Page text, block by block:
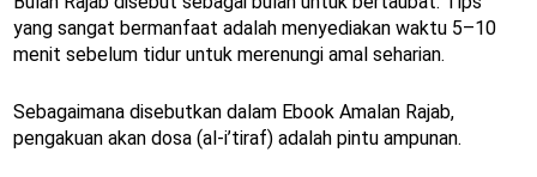
yang sangat bermanfaat adalah menyediakan waktu 5–10
menit sebelum tidur untuk merenungi amal seharian.
Sebagaimana disebutkan dalam Ebook Amalan Rajab,
pengakuan akan dosa (al-i’tiraf) adalah pintu ampunan.